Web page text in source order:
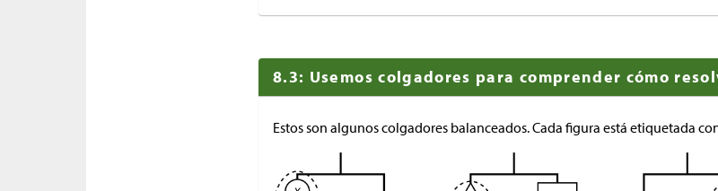
8.3: Usemos colgadores para comprender cómo
Estos son algunos colgadores balanceados. Cada figura está etiquetada